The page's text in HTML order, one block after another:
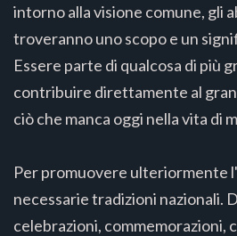
intorno alla visione comune, gli
troveranno uno scopo e un
Essere parte di qualcosa di più
contribuire direttamente al
ciò che manca oggi nella vita di
Per promuovere ulteriormente
necessarie tradizioni nazionali.
celebrazioni, commemorazioni,